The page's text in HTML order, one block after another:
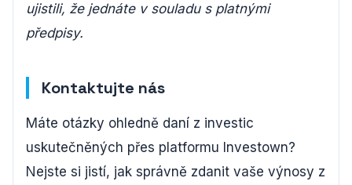
ujistili, že jednáte v souladu s platnými
předpisy.
Kontaktujte nás
Máte otázky ohledně daní z investic
uskutečněných přes platformu Investown?
Nejste si jistí, jak správně zdanit vaše výnosy z